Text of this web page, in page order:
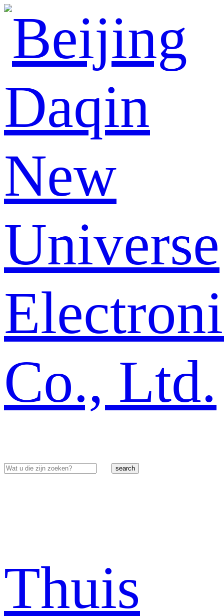
search
Thuis